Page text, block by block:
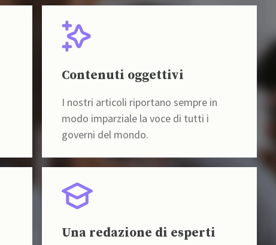
Contenuti oggettivi
I nostri articoli riportano sempre in
modo imparziale la voce di tutti i
governi del mondo.
Una redazione di esperti